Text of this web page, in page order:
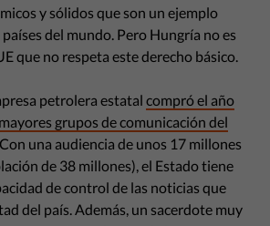
y sólidos que son un ejemplo
del mundo. Pero Hungría no es
que no respeta este derecho básico.
petrolera estatal compró el año
grupos de comunicación del
Con una audiencia de unos 17 millones
de 38 millones), el Estado tiene
de control de las noticias que
del país. Además, un sacerdote muy